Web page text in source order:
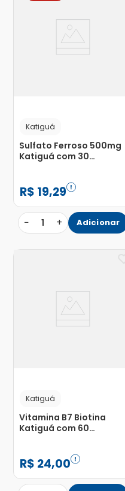
Katiguá
Sulfato Ferroso 500mg
Katiguá com 30
R$ 19,29
− 1 + Adicionar
Katiguá
Vitamina B7 Biotina
Katiguá com 60
R$ 24,00